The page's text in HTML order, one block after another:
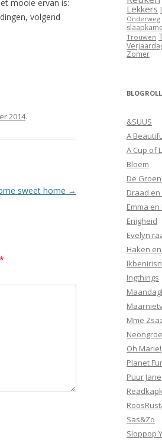
mooie ervan is:
volgend
2014.
sweet home →
*
Lekkers
Onderweg
Trouwen
Zomer
BLOGROLL
&SUUS
A
A Cup of
Bloem
De
Draad
Emma
Enigheid
Evelyn
Haken
Ingthings
Mme
Oh Marie!
Planet Fur
Puur Jane
Sas&Zo
Sloppop